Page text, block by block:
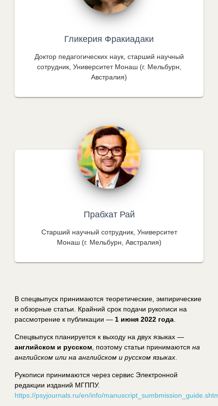
Гликерия Фракиадаки
Доктор педагогических наук, старший научный
сотрудник, Университет Монаш (г. Мельбурн,
Австралия)
Прабхат Рай
Старший научный сотрудник, Университет
Монаш (г. Мельбурн, Австралия)
В спецвыпуск принимаются теоретические, эмпирические
и обзорные статьи. Крайний срок подачи рукописи на
рассмотрение к публикации — 1 июня 2022 года
Спецвыпуск планируется к выходу на двух языках —
английском и русском , поэтому статьи принимаются на
английском или на английском и русском языках
Рукописи принимаются через сервис Электронной
редакции изданий МГППУ.
https://psyjournals.ru/en/info/